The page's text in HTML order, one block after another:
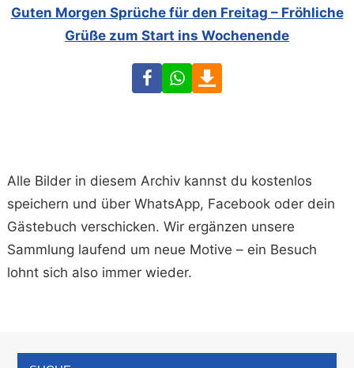
Guten Morgen Sprüche für den Freitag – Fröhliche
Grüße zum Start ins Wochenende
FacebookWhatsApp
Alle Bilder in diesem Archiv kannst du kostenlos
speichern und über WhatsApp, Facebook oder dein
Gästebuch verschicken. Wir ergänzen unsere
Sammlung laufend um neue Motive – ein Besuch
lohnt sich also immer wieder.